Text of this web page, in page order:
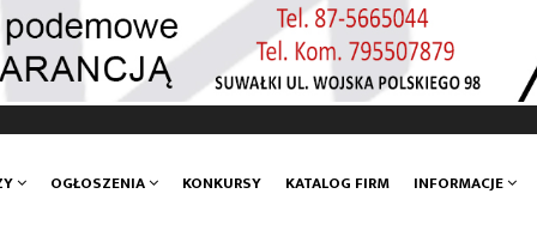
OGŁOSZENIA KONKURSY KATALOG FIRM INFORMACJE